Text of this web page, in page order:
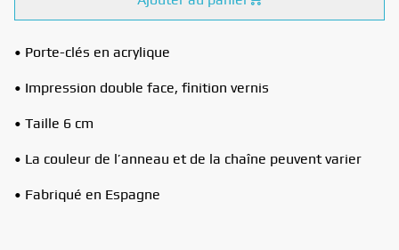
• Porte-clés en acrylique
• Impression double face, finition vernis
• Taille 6 cm
• La couleur de l’anneau et de la chaîne peuvent varier
• Fabriqué en Espagne